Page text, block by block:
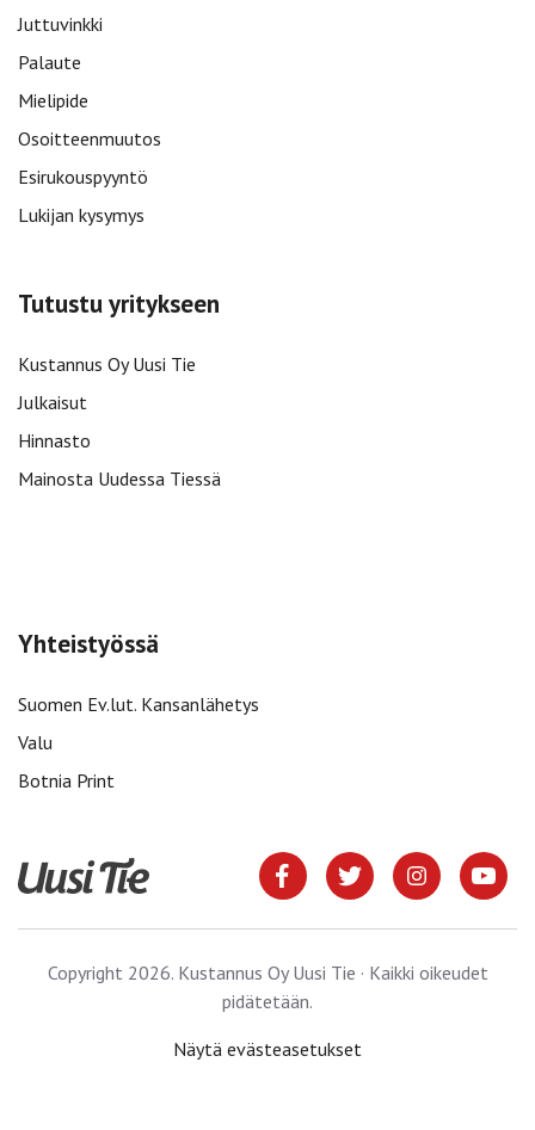
Juttuvinkki
Palaute
Mielipide
Osoitteenmuutos
Esirukouspyyntö
Lukijan kysymys
Tutustu yritykseen
Kustannus Oy Uusi Tie
Julkaisut
Hinnasto
Mainosta Uudessa Tiessä
Yhteistyössä
Suomen Ev.lut. Kansanlähetys
Valu
Botnia Print
Copyright 2026. Kustannus Oy Uusi Tie · Kaikki oikeudet
pidätetään.
Näytä evästeasetukset